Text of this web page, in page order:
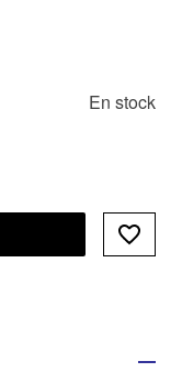
En stock